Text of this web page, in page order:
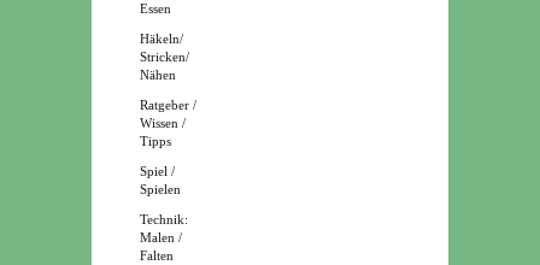
Essen
Häkeln/
Stricken/
Nähen
Ratgeber /
Wissen /
Tipps
Spiel /
Spielen
Technik:
Malen /
Falten